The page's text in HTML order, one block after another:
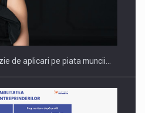
COMPANIES ON THE
SCENE
de aplicari pe piata muncii…